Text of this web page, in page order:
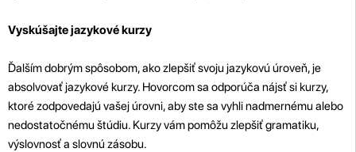
Vyskúšajte jazykové kurzy
Ďalším dobrým spôsobom, ako zlepšiť svoju jazykovú úroveň, je
absolvovať jazykové kurzy. Hovorcom sa odporúča nájsť si kurzy,
ktoré zodpovedajú vašej úrovni, aby ste sa vyhli nadmernému alebo
nedostatočnému štúdiu. Kurzy vám pomôžu zlepšiť gramatiku,
výslovnosť a slovnú zásobu.